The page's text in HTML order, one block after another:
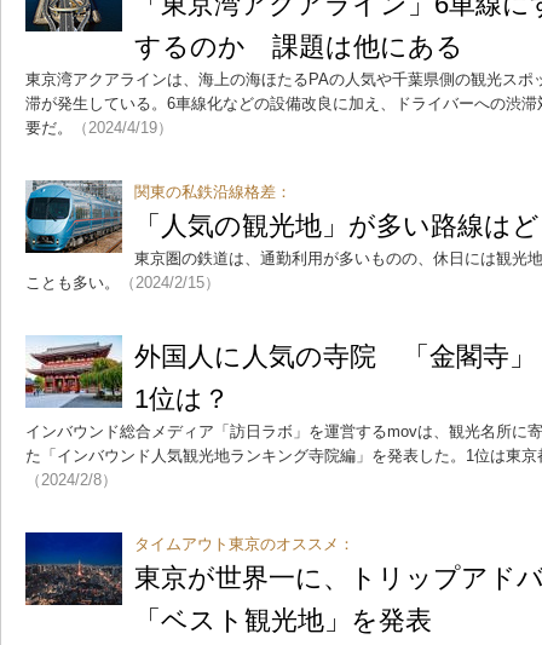
するのか 課題は他にある
東京湾アクアラインは、海上の海ほたるPAの人気や千葉県側の観光ス
滞が発生している。6車線化などの設備改良に加え、ドライバーへの渋
要だ。
（2024/4/19）
関東の私鉄沿線格差：
「人気の観光地」が多い路線は
東京圏の鉄道は、通勤利用が多いものの、休日には観光
ことも多い。
（2024/2/15）
外国人に人気の寺院 「金閣寺」
1位は？
インバウンド総合メディア「訪日ラボ」を運営するmovは、観光名所に
た「インバウンド人気観光地ランキング寺院編」を発表した。1位は東
（2024/2/8）
タイムアウト東京のオススメ：
東京が世界一に、トリップアド
「ベスト観光地」を発表